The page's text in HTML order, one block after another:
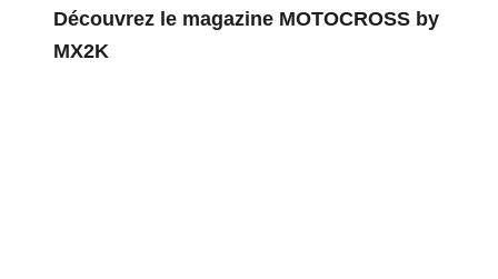
Découvrez le magazine MOTOCROSS by
MX2K